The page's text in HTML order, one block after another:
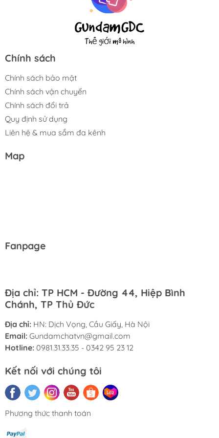
Chính sách
Chính sách bảo mật
Chính sách vận chuyển
Chính sách đổi trả
Quy định sử dụng
Liên hệ & mua sắm đa kênh
Map
Fanpage
Địa chỉ: TP HCM - Đường 44, Hiệp Bình
Chánh, TP Thủ Đức
Địa chỉ: HN: Dịch Vọng, Cầu Giấy, Hà Nội
Email: Gundamchatvn@gmail.com
Hotline: 0981.31.33.35 - 0342 95 23 12
Kết nối với chúng tôi
Phương thức thanh toán